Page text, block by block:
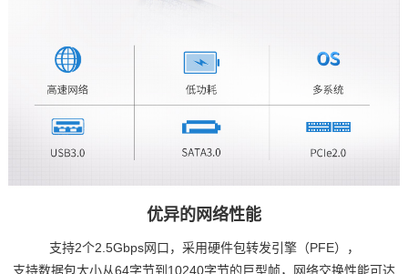
优异的网络性能
支持2个2.5Gbps网口，采用硬件包转发引擎（PFE），
支持数据包大小从64字节到10240字节的巨型帧，网络交换性能可达